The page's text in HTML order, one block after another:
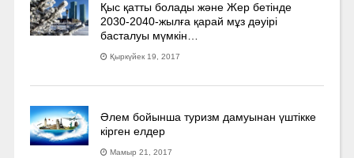
Қыс қатты болады және Жер бетінде
2030-2040­-жылға қарай мұз дәуірі
басталуы мүмкін…
Қыркүйек 19, 2017
Әлем бойынша туризм дамуынан үштікке
кірген елдер
Мамыр 21, 2017